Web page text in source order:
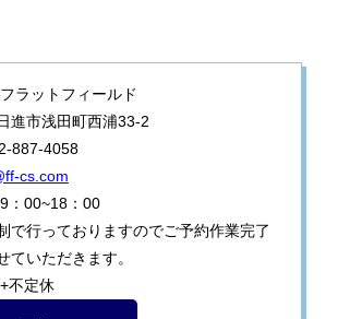
ラットフィールド
市浅田町西浦33-2
887-4058
cs.com
：00~18：00
で行っておりますのでご予約作業完了
ていただきます。
不定休